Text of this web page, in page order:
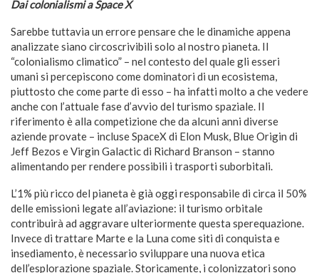
Dai colonialismi a Space X
Sarebbe tuttavia un errore pensare che le dinamiche appena
analizzate siano circoscrivibili solo al nostro pianeta. Il
“colonialismo climatico” – nel contesto del quale gli esseri
umani si percepiscono come dominatori di un ecosistema,
piuttosto che come parte di esso – ha infatti molto a che vedere
anche con l’attuale fase d’avvio del turismo spaziale. Il
riferimento è alla competizione che da alcuni anni diverse
aziende provate – incluse SpaceX di Elon Musk, Blue Origin di
Jeff Bezos e Virgin Galactic di Richard Branson – stanno
alimentando per rendere possibili i trasporti suborbitali.
L’1% più ricco del pianeta è già oggi responsabile di circa il 50%
delle emissioni legate all’aviazione: il turismo orbitale
contribuirà ad aggravare ulteriormente questa sperequazione.
Invece di trattare Marte e la Luna come siti di conquista e
insediamento, è necessario sviluppare una nuova etica
dell’esplorazione spaziale. Storicamente, i colonizzatori sono